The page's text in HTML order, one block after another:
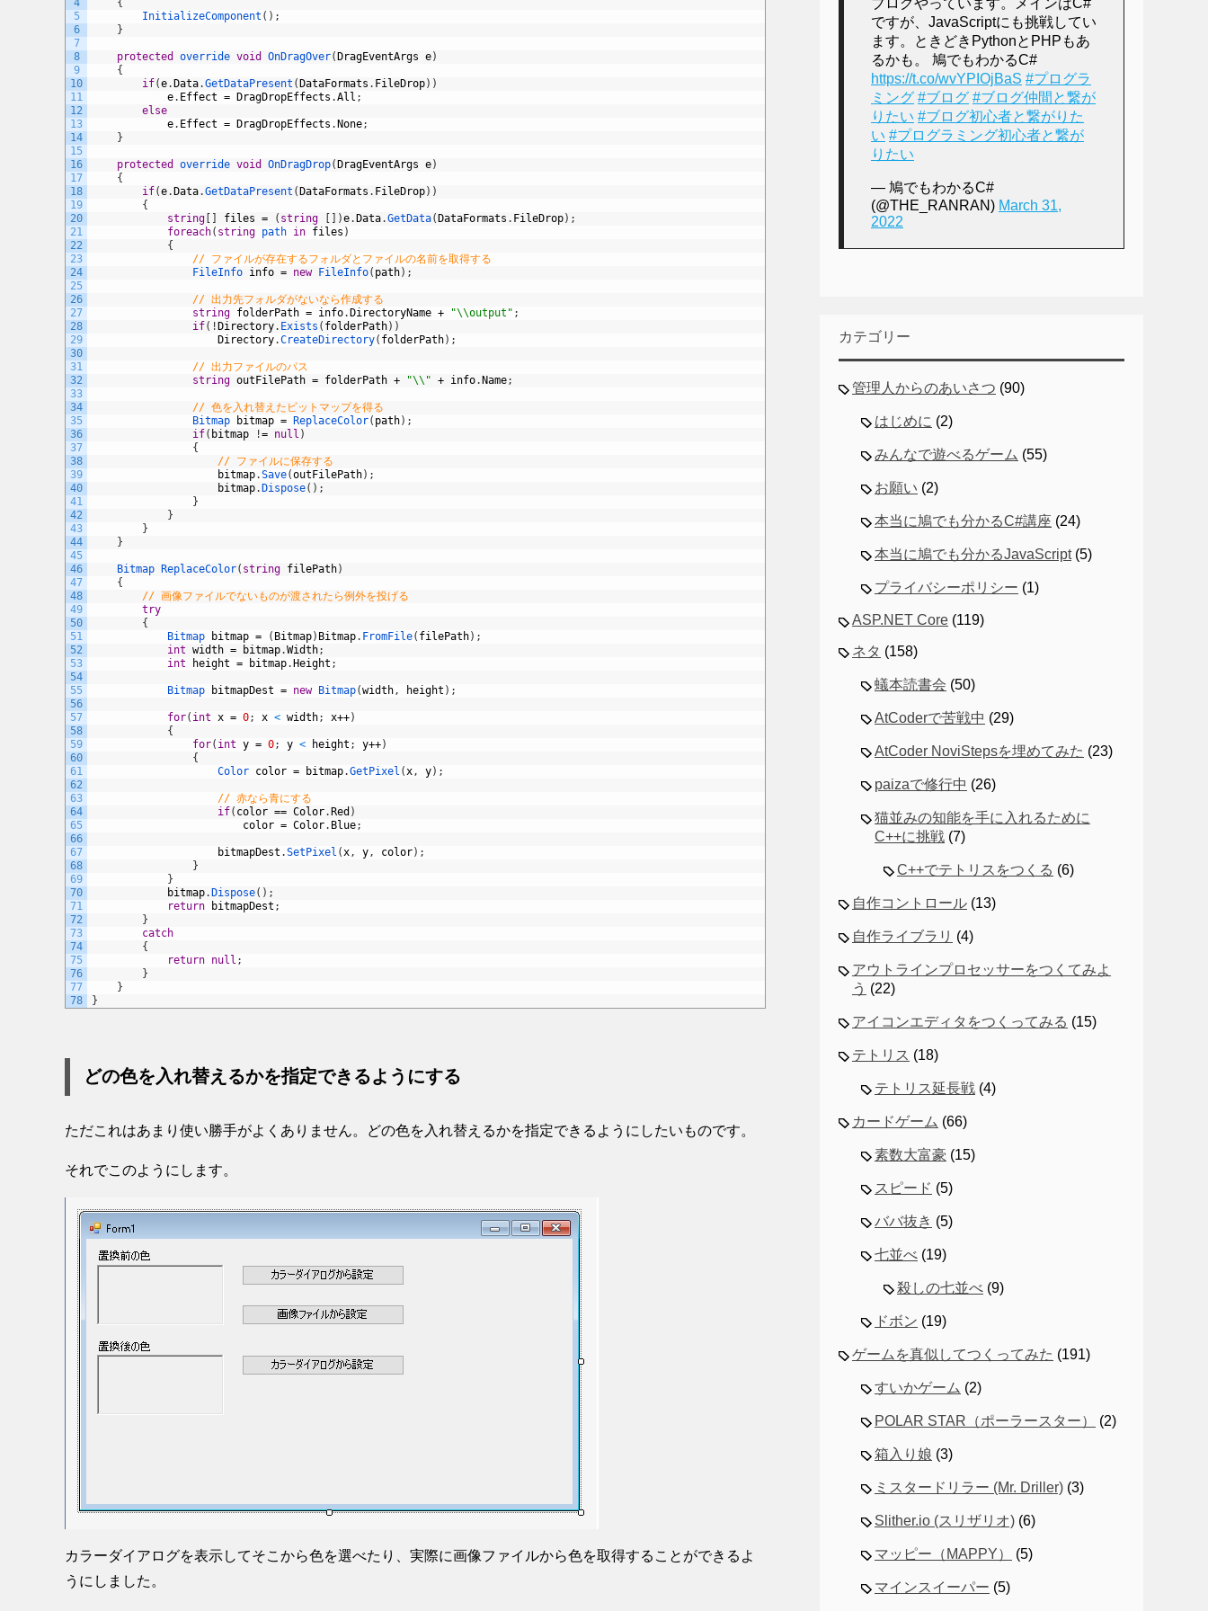
4
5
6
7
8
9
10
11
12
13
14
15
16
17
18
19
20
21
22
23
24
25
26
27
28
29
30
31
32
33
34
35
36
37
38
39
40
41
42
43
44
45
46
47
48
49
50
51
52
53
54
55
56
57
58
59
60
61
62
63
64
65
66
67
68
69
70
71
72
73
74
75
76
77
78
{
InitializeComponent ( ) ;
}
protected override void OnDragOver( DragEventArgs e)
{
if(e. Data.GetDataPresent ( DataFormats . FileDrop) )
e. Effect = DragDropEffects .All ;
else
e. Effect = DragDropEffects . None;
}
protected override void OnDragDrop( DragEventArgs e)
{
if(e. Data.GetDataPresent ( DataFormats . FileDrop) )
{
string
files = ( string )e. Data.GetData( DataFormats . FileDrop) ;
foreach( string path in files )
{
// ファイルが存在するフォルダとファイルの名前を取得する
FileInfo info = new FileInfo( path) ;
// 出力先フォルダがないなら作成する
string folderPath = info. DirectoryName + "\\output" ;
if( ! Directory. Exists ( folderPath) )
Directory.CreateDirectory( folderPath) ;
// 出力ファイルのパス
string outFilePath = folderPath + "\\" + info. Name;
// 色を入れ替えたビットマップを得る
Bitmap
bitmap = ReplaceColor( path) ;
if( bitmap != null )
{
// ファイルに保存する
bitmap.Save(outFilePath) ;
bitmap. Dispose( ) ;
}
}
}
}
Bitmap ReplaceColor( string filePath)
{
// 画像ファイルでないものが渡されたら例外を投げる
try
{
Bitmap
bitmap = ( Bitmap) Bitmap. FromFile( filePath) ;
int width = bitmap.Width;
int
height = bitmap. Height ;
Bitmap bitmapDest = new Bitmap(width, height ) ;
for( int x = 0; x < width; x++)
{
for( int y = 0; y < height ; y++)
{
Color color = bitmap.GetPixel (x, y) ;
// 赤なら青にする
if( color == Color. Red )
color = Color. Blue;
bitmapDest .SetPixel (x, y, color) ;
}
}
bitmap. Dispose( ) ;
return
bitmapDest ;
}
catch
{
return null ;
}
}
}
どの色を入れ替えるかを指定できるようにする
ただこれはあまり使い勝手がよくありません。どの色を入れ替えるかを指定できるようにしたいものです。
それでこのようにします。
カラーダイアログを表示してそこから色を選べたり、実際に画像ファイルから色を取得することができるよ
うにしました。
ブログやっています。メインはC#
ですが、JavaScriptにも挑戦してい
ます。ときどきPythonとPHPもあ
るかも。 鳩でもわかるC#
https://t.co/wvYPIOjBaS #プログラ
ミング #ブログ #ブログ仲間と繋が
りたい #ブログ初心者と繋がりた
い #プログラミング初心者と繋が
りたい
— 鳩でもわかるC#
(@THE_RANRAN) March 31,
2022
カテゴリー
管理人からのあいさつ (90)
はじめに (2)
みんなで遊べるゲーム (55)
お願い (2)
本当に鳩でも分かるC#講座 (24)
本当に鳩でも分かるJavaScript(5)
プライバシーポリシー (1)
ASP.NET Core (119)
ネタ (158)
蟻本読書会 (50)
AtCoderで苦戦中 (29)
AtCoder NoviStepsを埋めてみた (23)
paizaで修行中 (26)
猫並みの知能を手に入れるために
C++に挑戦 (7)
C++でテトリスをつくる (6)
自作コントロール (13)
自作ライブラリ (4)
アウトラインプロセッサーをつくてみよ
う (22)
アイコンエディタをつくってみる (15)
テトリス (18)
テトリス延長戦 (4)
カードゲーム (66)
素数大富豪 (15)
スピード (5)
ババ抜き (5)
七並べ (19)
殺しの七並べ (9)
ドボン (19)
ゲームを真似してつくってみた (191)
すいかゲーム (2)
POLAR STAR（ポーラースター） (2)
箱入り娘 (3)
ミスタードリラー (Mr. Driller) (3)
Slither.io (スリザリオ) (6)
マッピー（MAPPY） (5)
マインスイーパー (5)